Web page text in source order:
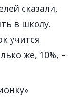
сказали,
в школу.
учится
же, 10%, –